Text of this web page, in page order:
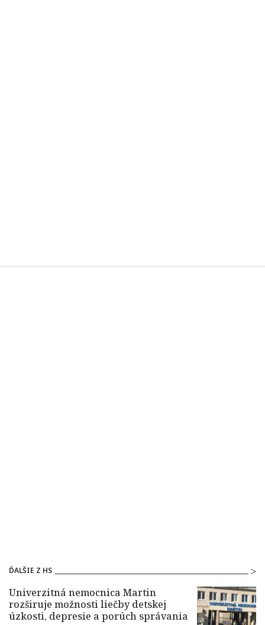
ĎALŠIE Z HS
Univerzitná nemocnica Martin
rozširuje možnosti liečby detskej
úzkosti, depresie a porúch správania